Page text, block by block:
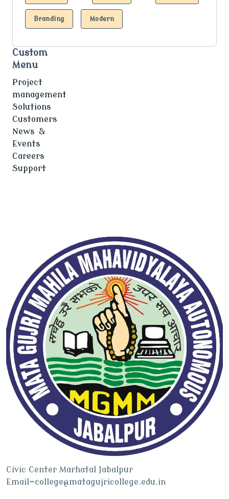
Branding Modern
Custom
Menu
Project
management
Solutions
Customers
News &
Events
Careers
Support
Civic Center Marhatal Jabalpur
Email-college@matagujricollege.edu.in